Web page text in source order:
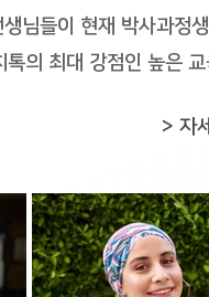
님들이 현재 박사과정
톡의 최대 강점인 높은
> 자